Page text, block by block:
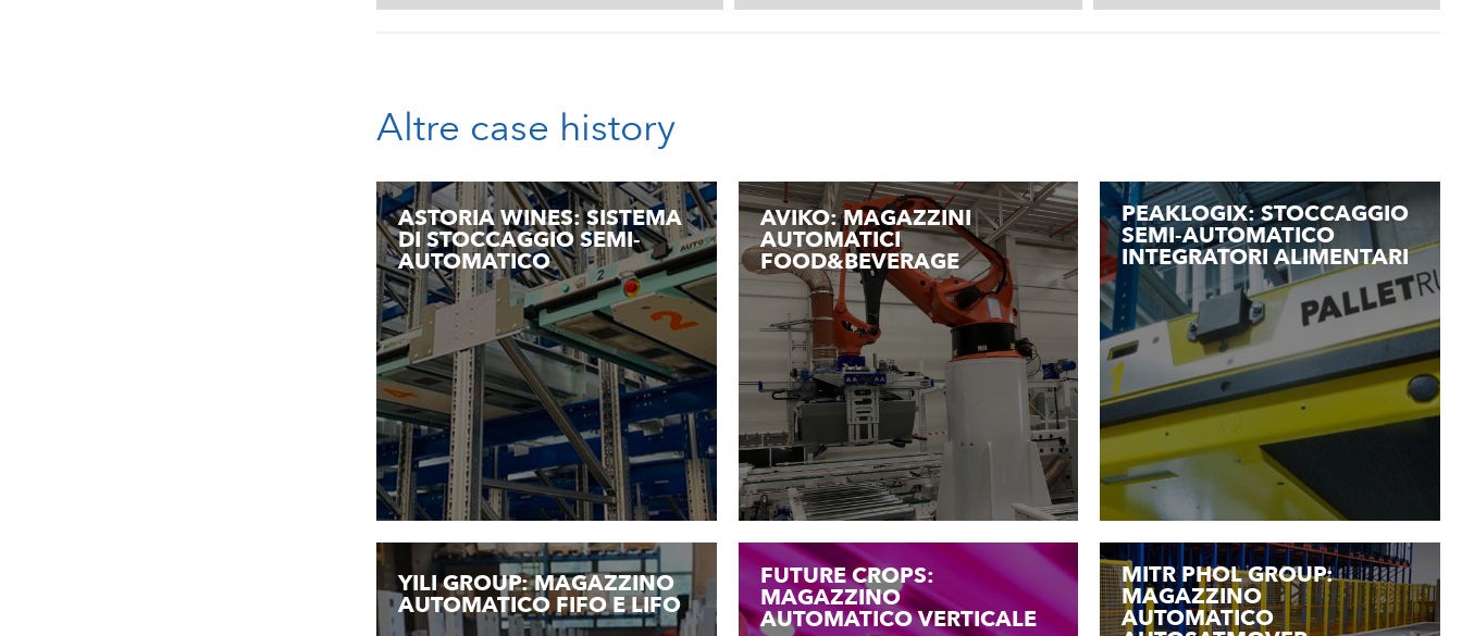
Altre case history
ASTORIA WINES: SISTEMA
DI STOCCAGGIO SEMI-
AUTOMATICO
AVIKO: MAGAZZINI
AUTOMATICI
FOOD&BEVERAGE
PEAKLOGIX: STOCCAGGIO
SEMI-AUTOMATICO
INTEGRATORI ALIMENTARI
YILI GROUP: MAGAZZINO
AUTOMATICO FIFO E LIFO
FUTURE CROPS:
MAGAZZINO
AUTOMATICO VERTICALE
MITR PHOL GROUP:
MAGAZZINO
AUTOMATICO